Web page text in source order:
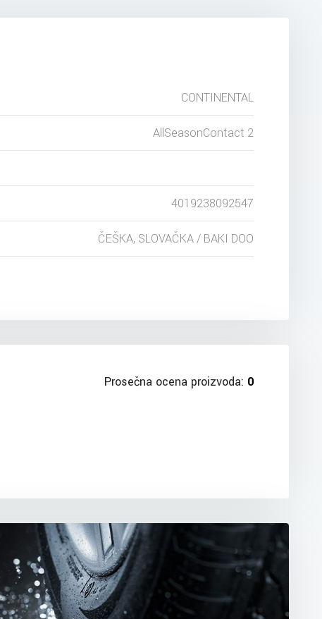
CONTINENTAL
AllSeasonContact 2
4019238092547
ČEŠKA, SLOVAČKA / BAKI DOO
Prosečna ocena proizvoda: 0